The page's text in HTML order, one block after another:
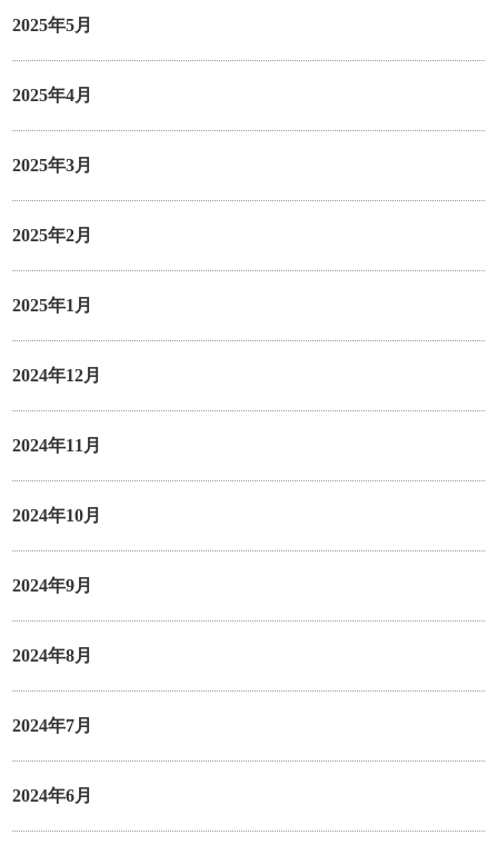
2025年5月
2025年4月
2025年3月
2025年2月
2025年1月
2024年12月
2024年11月
2024年10月
2024年9月
2024年8月
2024年7月
2024年6月